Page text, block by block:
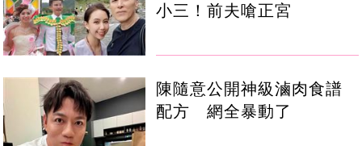
小三！前夫嗆正宮
陳隨意公開神級滷肉食譜
配方 網全暴動了